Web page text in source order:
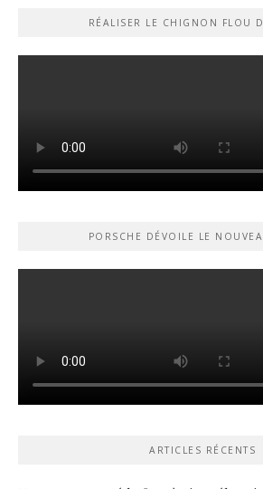
RÉALISER LE CHIGNON FLOU
PORSCHE DÉVOILE LE
ARTICLES RÉCENTS